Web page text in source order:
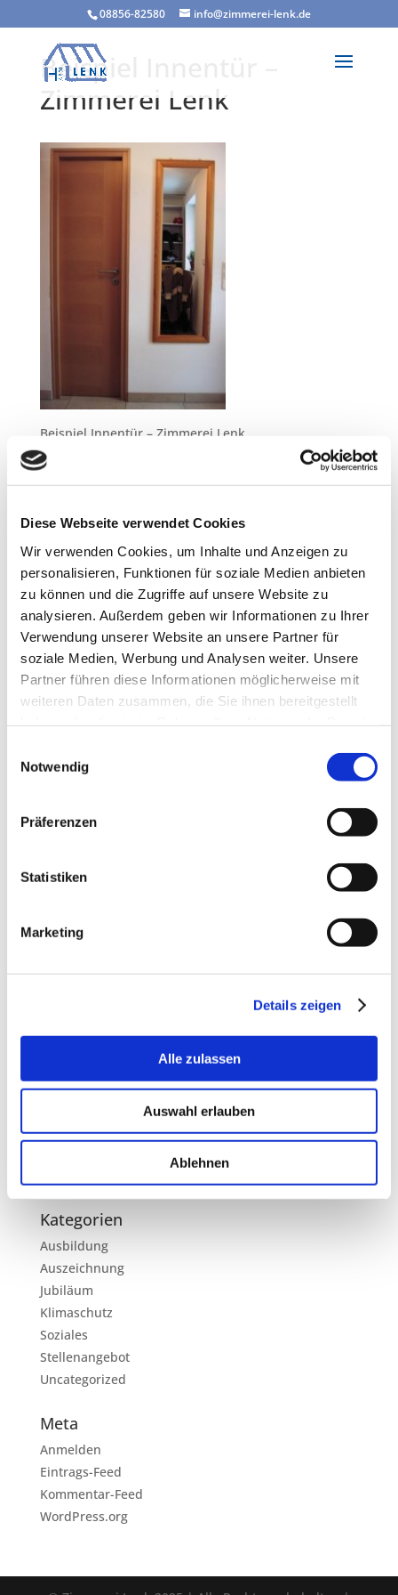
Diese Webseite verwendet Cookies
Wir verwenden Cookies, um Inhalte und Anzeigen zu
personalisieren, Funktionen für soziale Medien anbieten
zu können und die Zugriffe auf unsere Website zu
analysieren. Außerdem geben wir Informationen zu Ihrer
Verwendung unserer Website an unsere Partner für
soziale Medien, Werbung und Analysen weiter. Unsere
Partner führen diese Informationen möglicherweise mit
weiteren Daten zusammen, die Sie ihnen bereitgestellt
Notwendig
Präferenzen
Statistiken
Marketing
Details zeigen
Alle zulassen
Auswahl erlauben
Ablehnen
08856-82580 info@zimmerei-lenk.de
Beispiel Innentür –
Zimmerei Lenk
Beispiel Innentür – Zimmerei Lenk
Neueste Beiträge
Lehrstellen 2026
Besuch bei ABA Holz
Jobmesse in Penzberg
Unsere Azubis 2025
Neueste Kommentare
Archiv
Februar 2026
Oktober 2025
September 2024
Februar 2024
Februar 2023
März 2022
September 2021
Januar 2021
Kategorien
Ausbildung
Auszeichnung
Jubiläum
Klimaschutz
Soziales
Stellenangebot
Uncategorized
Meta
Anmelden
Eintrags-Feed
Kommentar-Feed
WordPress.org